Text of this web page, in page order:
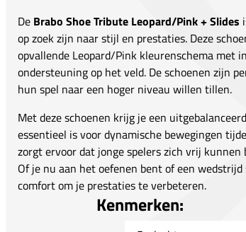
De Brabo Shoe Tribute Leopard/Pink + Slides
op zoek zijn naar stijl en prestaties. Deze
opvallende Leopard/Pink kleurenschema met
ondersteuning op het veld. De schoenen zijn
hun spel naar een hoger niveau willen tillen.
Met deze schoenen krijg je een
essentieel is voor dynamische bewegingen
zorgt ervoor dat jonge spelers zich vrij
Of je nu aan het oefenen bent of een
comfort om je prestaties te verbeteren.
Kenmerken: